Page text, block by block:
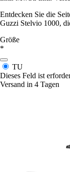
Entdecken Sie die
Guzzi Stelvio 1000,
Größe
*
TU
Dieses Feld ist
Versand in 4 Tagen